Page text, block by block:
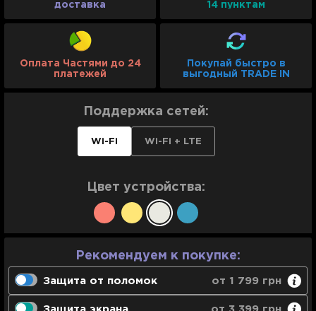
доставка
14 пунктам
Оплата Частями до 24
платежей
Покупай быстро в
выгодный TRADE IN
Поддержка сетей:
Wi-Fi Wi-Fi + LTE
Цвет устройства:
Рекомендуем к покупке:
Защита от поломок от 1 799 грн
Гарантийная замена в течение 10 дней
Защита экрана от 3 399 грн